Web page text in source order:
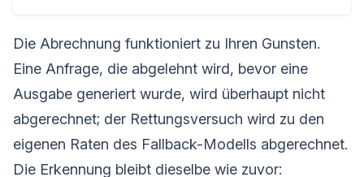
Die Abrechnung funktioniert zu Ihren Gunsten.
Eine Anfrage, die abgelehnt wird, bevor eine
Ausgabe generiert wurde, wird überhaupt nicht
abgerechnet; der Rettungsversuch wird zu den
eigenen Raten des Fallback-Modells abgerechnet.
Die Erkennung bleibt dieselbe wie zuvor: